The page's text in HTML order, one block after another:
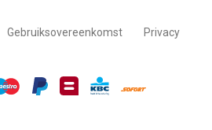
Gebruiksovereenkomst
Privacy